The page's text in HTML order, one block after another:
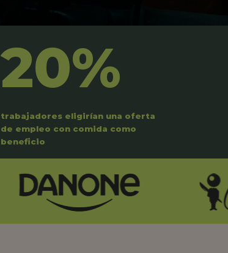
20%
trabajadores eligirían una oferta
de empleo con comida como
beneficio